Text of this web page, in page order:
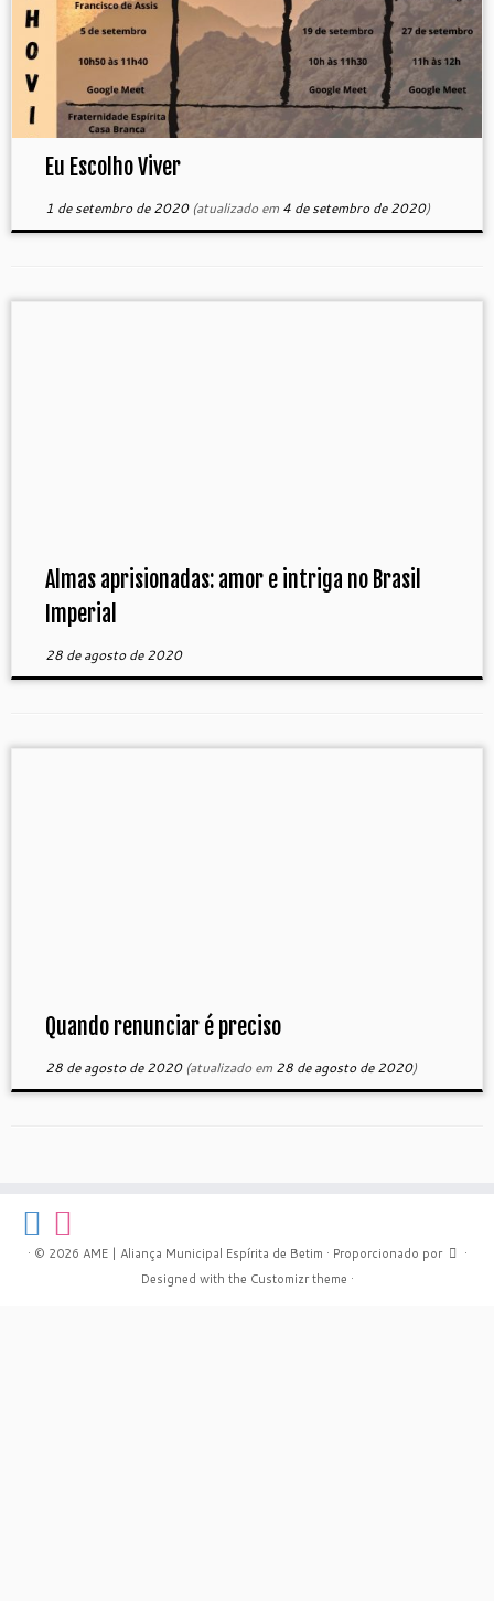
Eu Escolho Viver
1 de setembro de 2020(atualizado em 4 de setembro de 2020)
Almas aprisionadas: amor e intriga no Brasil
Imperial
28 de agosto de 2020
Quando renunciar é preciso
28 de agosto de 2020(atualizado em 28 de agosto de 2020)
· © 2026 AME | Aliança Municipal Espírita de Betim · Proporcionado por
·
Designed with the Customizr theme ·